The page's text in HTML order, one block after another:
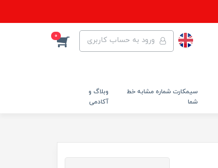
ورود به حساب کاربری 0
سیمکارت شماره مشابه خط
شما
وبلاگ و
آکادمی